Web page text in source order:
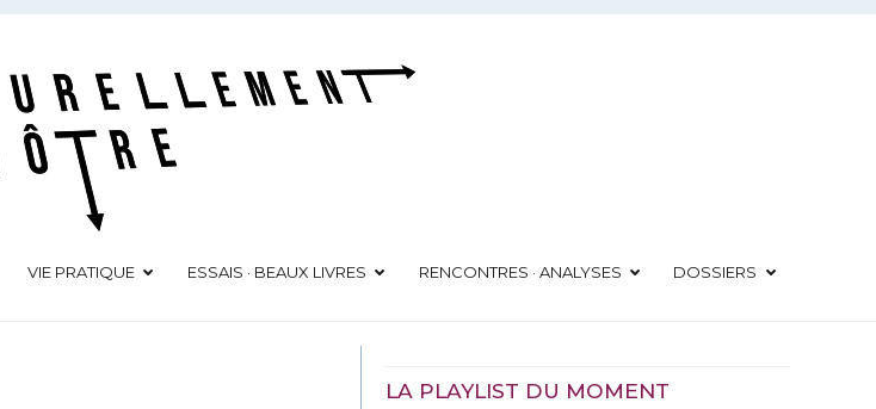
VIE PRATIQUE ESSAIS · BEAUX LIVRES RENCONTRES · ANALYSES DOSSIERS
LA PLAYLIST DU MOMENT